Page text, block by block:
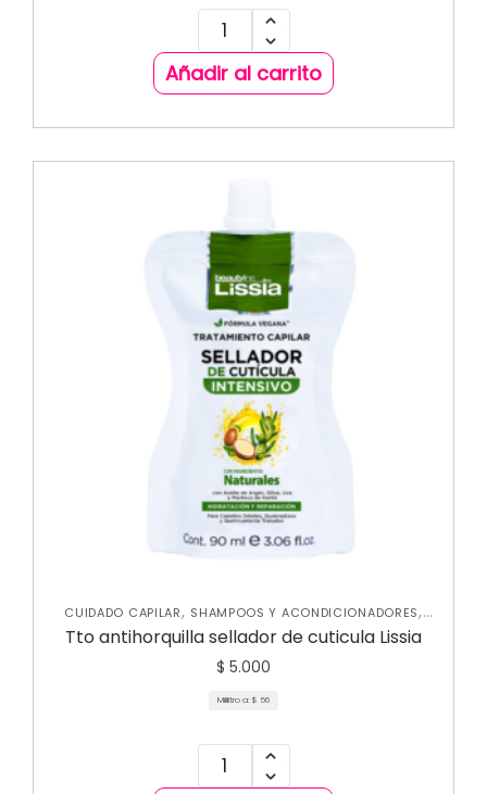
Añadir al carrito
CUIDADO CAPILAR, SHAMPOOS Y ACONDICIONADORES,
TRATAMIENTOS CAPILARES
Tto antihorquilla sellador de cuticula Lissia
$ 5.000
Mililitro a: $ 56